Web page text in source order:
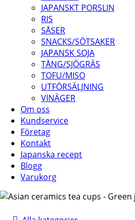
JAPANSKT PORSLIN
RIS
SÅSER
SNACKS/SÖTSAKER
JAPANSK SOJA
TÅNG/SJÖGRÄS
TOFU/MISO
UTFÖRSÄLJNING
VINÄGER
Om oss
Kundservice
Företag
Kontakt
Japanska recept
Blogg
Varukorg